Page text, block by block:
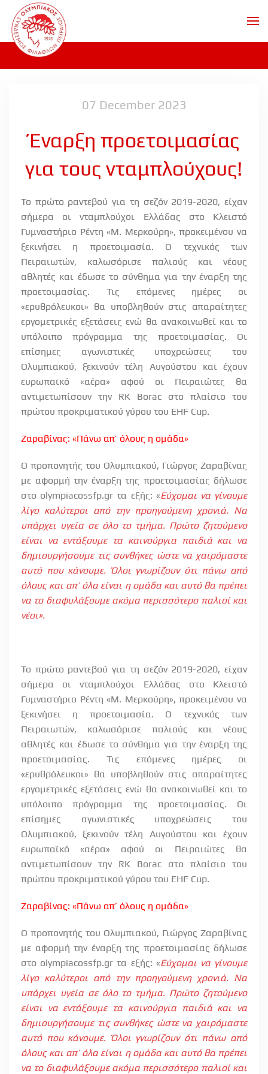
Skip to main content
07 December 2023
Έναρξη προετοιμασίας
για τους νταμπλούχους!
Το πρώτο ραντεβού για τη σεζόν 2019-2020, είχαν
σήμερα οι νταμπλούχοι Ελλάδας στο Κλειστό
Γυμναστήριο Ρέντη «Μ. Μερκούρη», προκειμένου να
ξεκινήσει η προετοιμασία. Ο τεχνικός των
Πειραιωτών, καλωσόρισε παλιούς και νέους
αθλητές και έδωσε το σύνθημα για την έναρξη της
προετοιμασίας. Τις επόμενες ημέρες οι
«ερυθρόλευκοι» θα υποβληθούν στις απαραίτητες
εργομετρικές εξετάσεις ενώ θα ανακοινωθεί και το
υπόλοιπο πρόγραμμα της προετοιμασίας. Οι
επίσημες αγωνιστικές υποχρεώσεις του
Ολυμπιακού, ξεκινούν τέλη Αυγούστου και έχουν
ευρωπαϊκό «αέρα» αφού οι Πειραιώτες θα
αντιμετωπίσουν την RK Borac στο πλαίσιο του
πρώτου προκριματικού γύρου του EHF Cup.
Zαραβίνας: «Πάνω απ’ όλους η ομάδα»
Ο προπονητής του Ολυμπιακού, Γιώργος Ζαραβίνας
με αφορμή την έναρξη της προετοιμασίας δήλωσε
στο olympiacossfp.gr τα εξής: «Εύχομαι να γίνουμε
λίγο καλύτεροι από την προηγούμενη χρονιά. Να
υπάρχει υγεία σε όλο το τμήμα. Πρώτο ζητούμενο
είναι να εντάξουμε τα καινούργια παιδιά και να
δημιουργήσουμε τις συνθήκες ώστε να χαιρόμαστε
αυτό που κάνουμε. Όλοι γνωρίζουν ότι πάνω από
όλους και απ’ όλα είναι η ομάδα και αυτό θα πρέπει
να το διαφυλάξουμε ακόμα περισσότερο παλιοί και
νέοι».
Το πρώτο ραντεβού για τη σεζόν 2019-2020, είχαν
σήμερα οι νταμπλούχοι Ελλάδας στο Κλειστό
Γυμναστήριο Ρέντη «Μ. Μερκούρη», προκειμένου να
ξεκινήσει η προετοιμασία. Ο τεχνικός των
Πειραιωτών, καλωσόρισε παλιούς και νέους
αθλητές και έδωσε το σύνθημα για την έναρξη της
προετοιμασίας. Τις επόμενες ημέρες οι
«ερυθρόλευκοι» θα υποβληθούν στις απαραίτητες
εργομετρικές εξετάσεις ενώ θα ανακοινωθεί και το
υπόλοιπο πρόγραμμα της προετοιμασίας. Οι
επίσημες αγωνιστικές υποχρεώσεις του
Ολυμπιακού, ξεκινούν τέλη Αυγούστου και έχουν
ευρωπαϊκό «αέρα» αφού οι Πειραιώτες θα
αντιμετωπίσουν την RK Borac στο πλαίσιο του
πρώτου προκριματικού γύρου του EHF Cup.
Zαραβίνας: «Πάνω απ’ όλους η ομάδα»
Ο προπονητής του Ολυμπιακού, Γιώργος Ζαραβίνας
με αφορμή την έναρξη της προετοιμασίας δήλωσε
στο olympiacossfp.gr τα εξής: «Εύχομαι να γίνουμε
λίγο καλύτεροι από την προηγούμενη χρονιά. Να
υπάρχει υγεία σε όλο το τμήμα. Πρώτο ζητούμενο
είναι να εντάξουμε τα καινούργια παιδιά και να
δημιουργήσουμε τις συνθήκες ώστε να χαιρόμαστε
αυτό που κάνουμε. Όλοι γνωρίζουν ότι πάνω από
όλους και απ’ όλα είναι η ομάδα και αυτό θα πρέπει
να το διαφυλάξουμε ακόμα περισσότερο παλιοί και